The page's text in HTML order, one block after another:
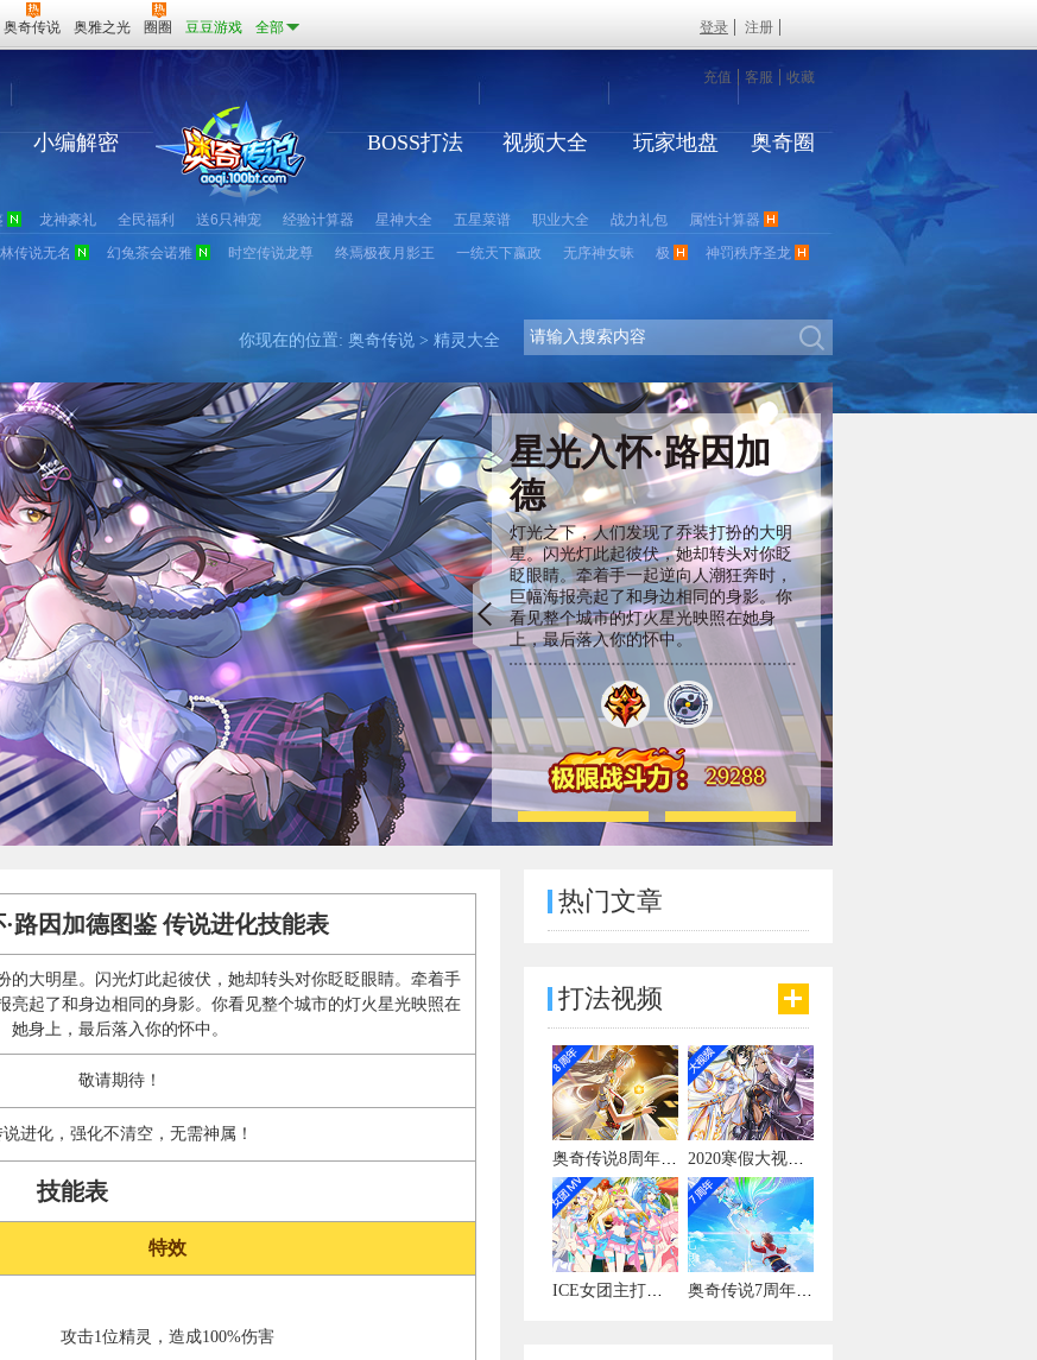
奥奇传说 奥雅之光 圈圈 豆豆游戏 全部 登录 注册
充值 客服 收藏
小编解密 BOSS打法 视频大全 玩家地盘 奥奇圈
龙神豪礼 全民福利 送6只神宠 经验计算器 星神大全 五星菜谱 职业大全 战力礼包
属性计算器
传说无名 幻兔茶会诺雅 时空传说龙尊 终焉极夜月影王 一统天下嬴政 无序神女昧 极 神罚秩序圣龙
你现在的位置: 奥奇传说 > 精灵大全
星光入怀·路因加
德
灯光之下，人们发现了乔装打扮的大明
星。闪光灯此起彼伏，她却转头对你眨
眨眼睛。牵着手一起逆向人潮狂奔时，
巨幅海报亮起了和身边相同的身影。你
看见整个城市的灯火星光映照在她身
上，最后落入你的怀中。
29288
切换形态 下载海报
路因加德图鉴 传说进化技能表
的大明星。闪光灯此起彼伏，她却转头对你眨眨眼睛。牵着手
亮起了和身边相同的身影。你看见整个城市的灯火星光映照在
她身上，最后落入你的怀中。
敬请期待！
说进化，强化不清空，无需神属！
技能表
特效
攻击1位精灵，造成100%伤害
热门文章
打法视频